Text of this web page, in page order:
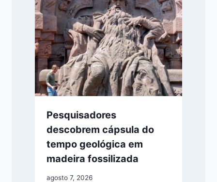
Pesquisadores
descobrem cápsula do
tempo geológica em
madeira fossilizada
agosto 7, 2026